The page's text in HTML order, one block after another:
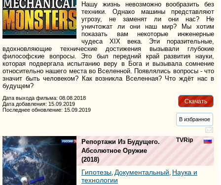
Нашу жизнь невозможно вообразить без
техники. Однако машины представляют
угрозу, не заменят ли они нас? Не
уничтожат ли они наш мир? Мы хотим
показать вам некоторые инженерные
чудеса XIX века. Эти поразительные,
вдохновляющие технические достижения вызывали глубокие
философские вопросы. Это был передний край развития науки,
которая подвергала испытанию веру в Бога и вызывала сомнение
относительно нашего места во Вселенной. Появлялись вопросы - что
значит быть человеком? Как возникла Вселенная? Что ждёт нас в
будущем?
Скачать
Дата выхода фильма: 08.08.2018
Дата добавления: 15.09.2019
Последнее обновление: 15.09.2019
В избранное
TVRip
Репортажи Из Будущего.
Абсолютное Оружие
(2018)
Гипотезы, Документальный, Наука и
технологии